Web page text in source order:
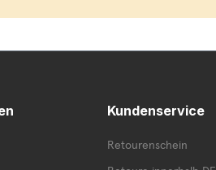
Kundenservice
Retourenschein